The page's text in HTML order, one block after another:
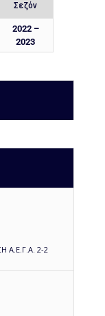
Σεζόν
2022 –
2023
Α.Ε.Γ.Α. 2-2